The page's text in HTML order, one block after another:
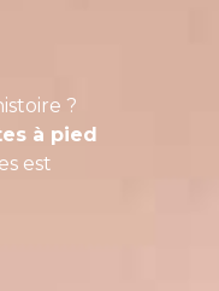
?
à pied
est